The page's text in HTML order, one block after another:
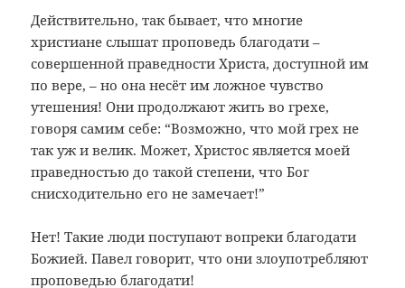
Действительно, так бывает, что многие
христиане слышат проповедь благодати –
совершенной праведности Христа, доступной им
по вере, – но она несёт им ложное чувство
утешения! Они продолжают жить во грехе,
говоря самим себе: “Возможно, что мой грех не
так уж и велик. Может, Христос является моей
праведностью до такой степени, что Бог
снисходительно его не замечает!”
Нет! Такие люди поступают вопреки благодати
Божией. Павел говорит, что они злоупотребляют
проповедью благодати!